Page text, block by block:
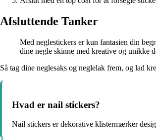
Afsluttende Tanker
Med neglestickers er kun fantasien din
dine negle skinne med kreative og unikke
Så tag dine neglesaks og neglelak frem, og lad
Hvad er nail stickers?
Nail stickers er dekorative klistermærker